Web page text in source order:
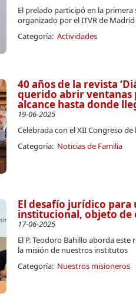
El prelado participó en la primera
organizado por el ITVR de Madrid
Categoría: Actividades
40 años de la revista
querido abrir ventanas
alcance hasta donde
19-06-2025
Celebrada con el XII Congreso
Categoría: Noticias de Familia
El desafío jurídico
institucional, objeto de
17-06-2025
El P. Teodoro Bahillo aborda
la misión de nuestros institutos
Categoría: Nuestros misioneros